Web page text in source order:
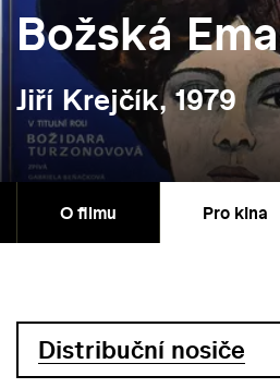
Božská Ema
Jiří Krejčík, 1979
O filmu Pro kina
Distribuční nosiče